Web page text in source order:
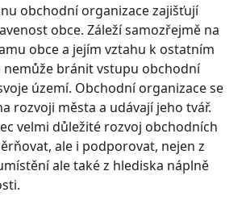
obchodní organizace zajišťují
obce. Záleží samozřejmě na
obce a jejím vztahu k ostatním
nemůže bránit vstupu obchodní
území. Obchodní organizace se
rozvoji města a udávají jeho tvář.
velmi důležité rozvoj obchodních
ale i podporovat, nejen z
ale také z hlediska náplně